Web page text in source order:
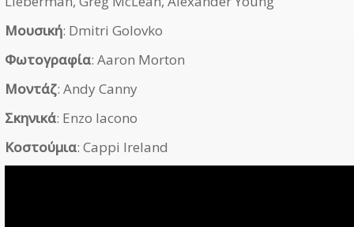
Μουσική: Dmitri Golovko
Φωτογραφία: Aaron Morton
Μοντάζ: Andy Canny
Σκηνικά: Enzo Iacono
Κοστούμια: Cappi Ireland